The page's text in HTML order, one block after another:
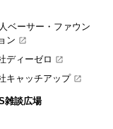
ベーサー・ファウン
ン
ディーゼロ
キャッチアップ
雑談広場